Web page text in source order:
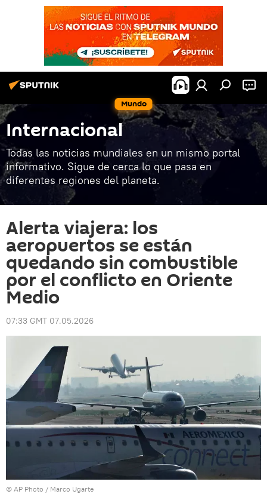
Mundo
Internacional
Todas las noticias mundiales en un mismo portal
informativo. Sigue de cerca lo que pasa en
diferentes regiones del planeta.
Alerta viajera: los
aeropuertos se están
quedando sin combustible
por el conflicto en Oriente
Medio
07:33 GMT 07.05.2026
© AP Photo / Marco Ugarte